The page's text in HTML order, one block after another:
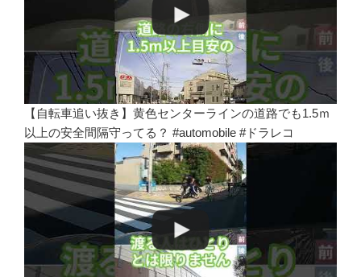
【自転車追い抜き】黄色センターラインの道路でも1.5ｍ
以上の安全間隔守ってる？ #automobile #ドラレコ